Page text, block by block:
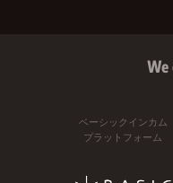
We
ベーシックインカム
プラットフォーム